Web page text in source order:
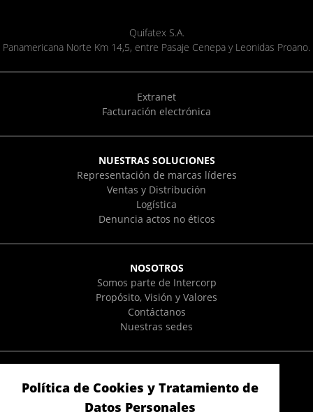
Quifatex S.A.
Panamericana Norte Km 14,5, entre Pasaje Cenepa y Leonidas Proano.
Extranet
Facturación electrónica
NUESTRAS SOLUCIONES
Representación de marcas líderes
Ventas y Distribución
Logística
Denuncia actos no éticos
NOSOTROS
Somos parte de Intercorp
Propósito, Visión y Valores
Contáctanos
Nuestras sedes
Política Integral de Gestión
Políticas de Protección de Datos del Usuario
Política de Cookies y Tratamiento de
Datos Personales